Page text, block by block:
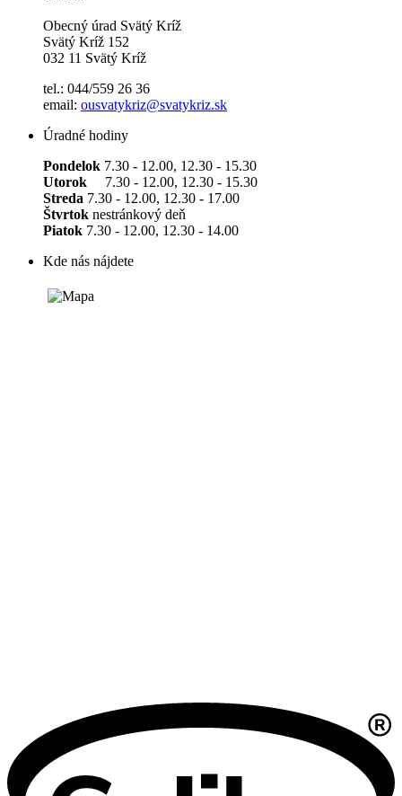
Obecný úrad Svätý Kríž
Svätý Kríž 152
032 11 Svätý Kríž
tel.: 044/559 26 36
email: ousvatykriz@svatykriz.sk
Úradné hodiny
Pondelok 7.30 - 12.00, 12.30 - 15.30
Utorok 7.30 - 12.00, 12.30 - 15.30
Streda 7.30 - 12.00, 12.30 - 17.00
Štvrtok nestránkový deň
Piatok 7.30 - 12.00, 12.30 - 14.00
Kde nás nájdete